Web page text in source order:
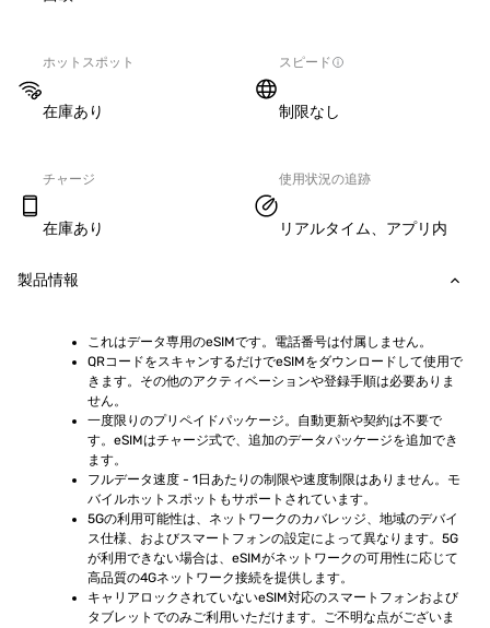
ホットスポット
在庫あり
スピード
制限なし
チャージ
在庫あり
使用状況の追跡
リアルタイム、アプリ内
製品情報
これはデータ専用のeSIMです。電話番号は付属しません。
QRコードをスキャンするだけでeSIMをダウンロードして使用で
きます。その他のアクティベーションや登録手順は必要ありま
せん。
一度限りのプリペイドパッケージ。自動更新や契約は不要で
す。eSIMはチャージ式で、追加のデータパッケージを追加でき
ます。
フルデータ速度 - 1日あたりの制限や速度制限はありません。モ
バイルホットスポットもサポートされています。
5Gの利用可能性は、ネットワークのカバレッジ、地域のデバイ
ス仕様、およびスマートフォンの設定によって異なります。5G
が利用できない場合は、eSIMがネットワークの可用性に応じて
高品質の4Gネットワーク接続を提供します。
キャリアロックされていないeSIM対応のスマートフォンおよび
タブレットでのみご利用いただけます。ご不明な点がございま